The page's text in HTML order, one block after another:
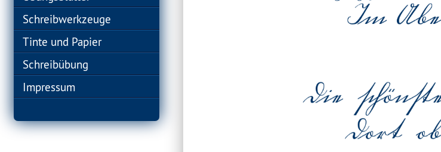
Schreibwerkzeuge
Tinte und Papier
Schreibübung
Impressum